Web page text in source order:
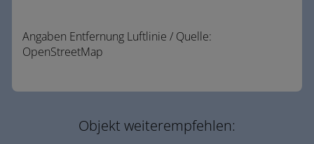
Angaben Entfernung Luftlinie / Quelle:
OpenStreetMap
Objekt weiterempfehlen: